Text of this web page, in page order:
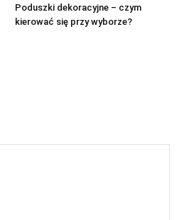
Poduszki dekoracyjne – czym
kierować się przy wyborze?